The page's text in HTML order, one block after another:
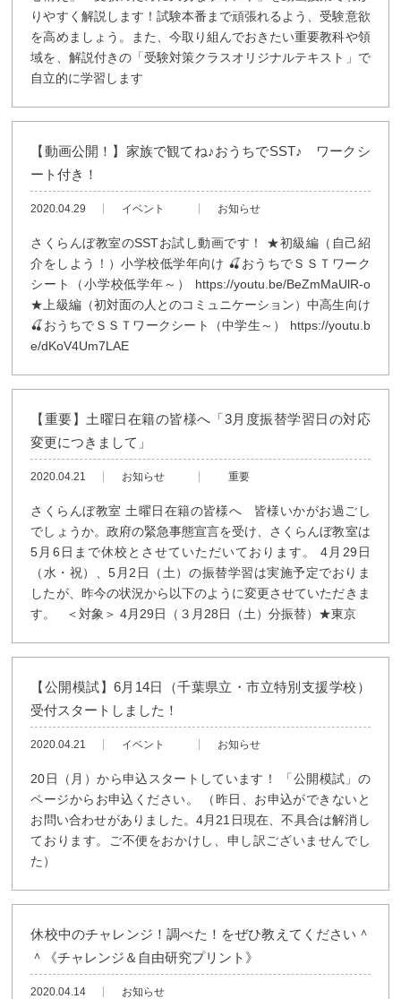
りやすく解説します！試験本番まで頑張れるよう、受験意欲
を高めましょう。また、今取り組んでおきたい重要教科や領
域を、解説付きの「受験対策クラスオリジナルテキスト」で
自立的に学習します
【動画公開！】家族で観てね♪おうちでSST♪ ワークシ
ート付き！
2020.04.29 イベント お知らせ
さくらんぼ教室のSSTお試し動画です！ ★初級編（自己紹
介をしよう！）小学校低学年向け 🍒おうちでＳＳＴワーク
シート（小学校低学年～） https://youtu.be/BeZmMaUlR-o
★上級編（初対面の人とのコミュニケーション）中高生向け
🍒おうちでＳＳＴワークシート（中学生～） https://youtu.b
e/dKoV4Um7LAE
【重要】土曜日在籍の皆様へ「3月度振替学習日の対応
変更につきまして」
2020.04.21 お知らせ 重要
さくらんぼ教室 土曜日在籍の皆様へ 皆様いかがお過ごし
でしょうか。政府の緊急事態宣言を受け、さくらんぼ教室は
5月6日まで休校とさせていただいております。 4月29日
（水・祝）、5月2日（土）の振替学習は実施予定でおりま
したが、昨今の状況から以下のように変更させていただきま
す。 ＜対象＞ 4月29日（３月28日（土）分振替）★東京
【公開模試】6月14日（千葉県立・市立特別支援学校）
受付スタートしました！
2020.04.21 イベント お知らせ
20日（月）から申込スタートしています！ 「公開模試」の
ページからお申込ください。 （昨日、お申込ができないと
お問い合わせがありました。4月21日現在、不具合は解消し
ております。ご不便をおかけし、申し訳ございませんでし
た）
休校中のチャレンジ！調べた！をぜひ教えてください＾
＾《チャレンジ＆自由研究プリント》
2020.04.14 お知らせ